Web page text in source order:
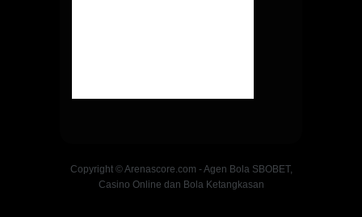
Copyright © Arenascore.com - Agen Bola SBOBET,
Casino Online dan Bola Ketangkasan